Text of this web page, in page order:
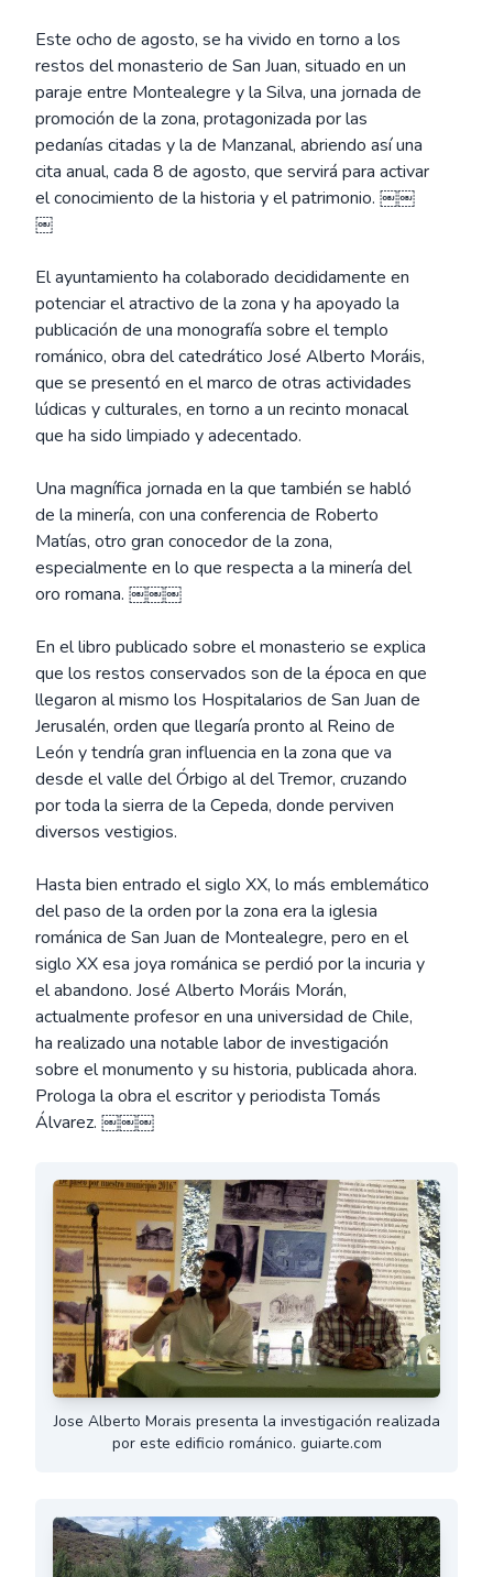
Este ocho de agosto, se ha vivido en torno a los
restos del monasterio de San Juan, situado en un
paraje entre Montealegre y la Silva, una jornada de
promoción de la zona, protagonizada por las
pedanías citadas y la de Manzanal, abriendo así una
cita anual, cada 8 de agosto, que servirá para activar
el conocimiento de la historia y el patrimonio. ￼￼
￼
El ayuntamiento ha colaborado decididamente en
potenciar el atractivo de la zona y ha apoyado la
publicación de una monografía sobre el templo
románico, obra del catedrático José Alberto Moráis,
que se presentó en el marco de otras actividades
lúdicas y culturales, en torno a un recinto monacal
que ha sido limpiado y adecentado.
Una magnífica jornada en la que también se habló
de la minería, con una conferencia de Roberto
Matías, otro gran conocedor de la zona,
especialmente en lo que respecta a la minería del
oro romana. ￼￼￼
En el libro publicado sobre el monasterio se explica
que los restos conservados son de la época en que
llegaron al mismo los Hospitalarios de San Juan de
Jerusalén, orden que llegaría pronto al Reino de
León y tendría gran influencia en la zona que va
desde el valle del Órbigo al del Tremor, cruzando
por toda la sierra de la Cepeda, donde perviven
diversos vestigios.
Hasta bien entrado el siglo XX, lo más emblemático
del paso de la orden por la zona era la iglesia
románica de San Juan de Montealegre, pero en el
siglo XX esa joya románica se perdió por la incuria y
el abandono. José Alberto Moráis Morán,
actualmente profesor en una universidad de Chile,
ha realizado una notable labor de investigación
sobre el monumento y su historia, publicada ahora.
Prologa la obra el escritor y periodista Tomás
Álvarez. ￼￼￼
Jose Alberto Morais presenta la investigación realizada
por este edificio románico. guiarte.com